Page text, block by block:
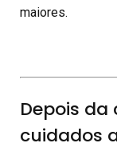
maiores.
Depois
cuidados